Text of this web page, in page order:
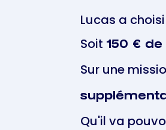
Lucas a
Soit 150 €
Sur une
Qu'il va